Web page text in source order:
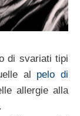
di svariati tipi
al pelo di
allergie alla
.